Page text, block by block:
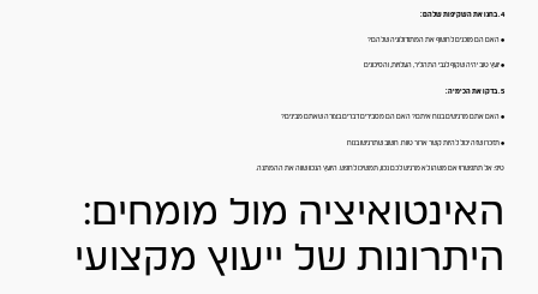
4. בחנו את השקיפות שלהם:
• האם הם מוכנים לחשוף את המתודולוגיה שלהם?
• יועץ טוב יהיה שקוף לגבי התהליך, העלויות, והסיכונים
5. בדקו את הכימיה:
• האם אתם מרגישים בנוח איתם? האם הם מסבירים דברים בצורה שאתם מבינים?
• תזכרו שזה יכול להיות קשר ארוך טווח. חשוב שתרגישו בנוח
טיפ: אל תתפשרו! אם משהו לא מרגיש לכם נכון, תמשיכו לחפש. היועץ הנכון שווה את ההמתנה.
האינטואיציה מול מומחים:
היתרונות של ייעוץ מקצועי